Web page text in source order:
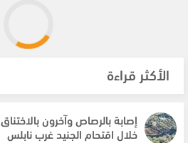
الأكثر قراءة
إصابة بالرصاص وآخرون بالاختناق
خلال اقتحام الجنيد غرب نابلس